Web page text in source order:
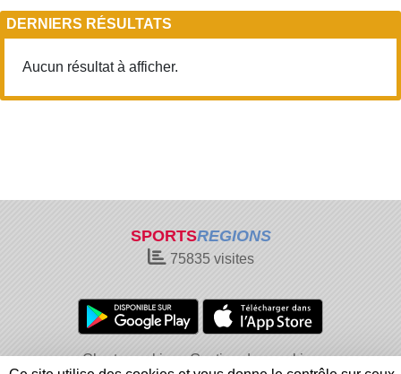
DERNIERS RÉSULTATS
Aucun résultat à afficher.
SPORTSREGIONS
75835visites
Charte cookies
Gestion des cookies